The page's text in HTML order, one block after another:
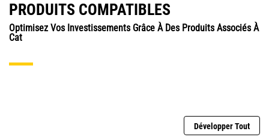
PRODUITS COMPATIBLES
Optimisez Vos Investissements Grâce À Des Produits Associés À
Cat
Développer Tout